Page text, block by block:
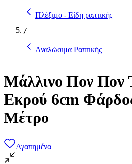
Πλέξιμο - Είδη ραπτικής
/
Αναλώσιμα Ραπτικής
Μάλλινο Πον Πον
Εκρού 6cm
Μέτρο
Αγαπημένα